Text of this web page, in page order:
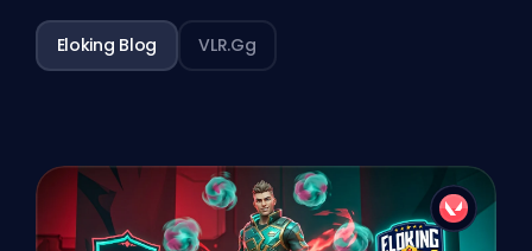
Eloking Blog VLR.gg